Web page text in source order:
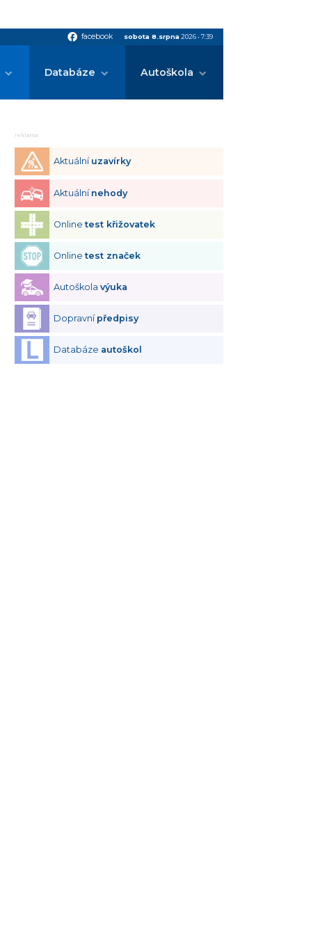
facebook facebook sobota 8.srpna 2026• 7:39
Databáze Autoškola
reklama
Aktuální uzavírky
Aktuální nehody
Onlinetest křižovatek
Onlinetest značek
Autoškolavýuka
Dopravní předpisy
Databáze autoškol